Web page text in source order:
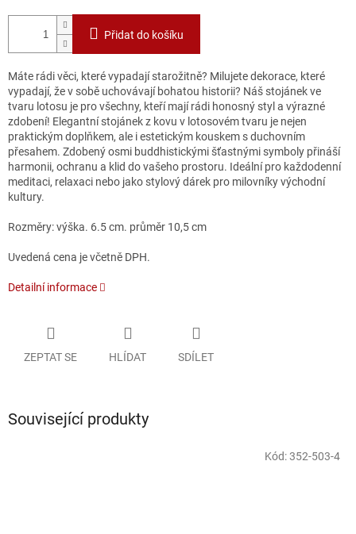
Přidat do košíku
Máte rádi věci, které vypadají starožitně? Milujete dekorace, které
vypadají, že v sobě uchovávají bohatou historii? Náš stojánek ve
tvaru lotosu je pro všechny, kteří mají rádi honosný styl a výrazné
zdobení! Elegantní stojánek z kovu v lotosovém tvaru je nejen
praktickým doplňkem, ale i estetickým kouskem s duchovním
přesahem. Zdobený osmi buddhistickými šťastnými symboly přináší
harmonii, ochranu a klid do vašeho prostoru. Ideální pro každodenní
meditaci, relaxaci nebo jako stylový dárek pro milovníky východní
kultury.
Rozměry: výška. 6.5 cm. průměr 10,5 cm
Uvedená cena je včetně DPH.
Detailní informace
ZEPTAT SE HLÍDAT SDÍLET
Související produkty
Kód:352-503-4